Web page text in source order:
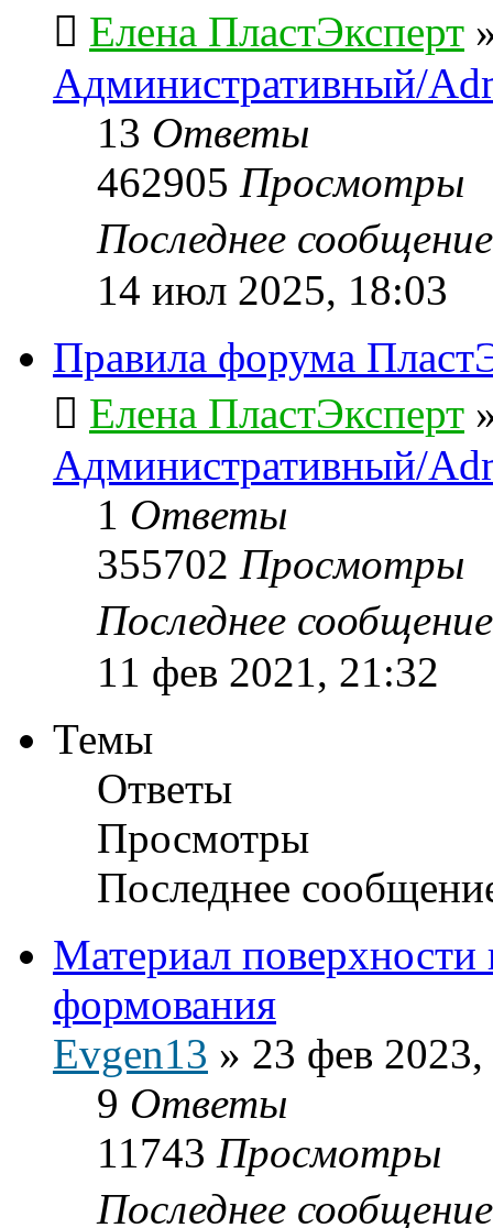
Елена ПластЭксперт
Административный/
13 Ответы
462905 Просмотры
Последнее
14 июл 2025, 18:03
Правила форума
Елена ПластЭксперт
Административный/
1 Ответы
355702 Просмотры
Последнее
11 фев 2021, 21:32
Темы
Ответы
Просмотры
Последнее
Материал поверхности
формования
Evgen13 » 23 фев
9 Ответы
11743 Просмотры
Последнее